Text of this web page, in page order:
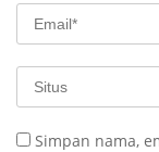
Simpan nama,